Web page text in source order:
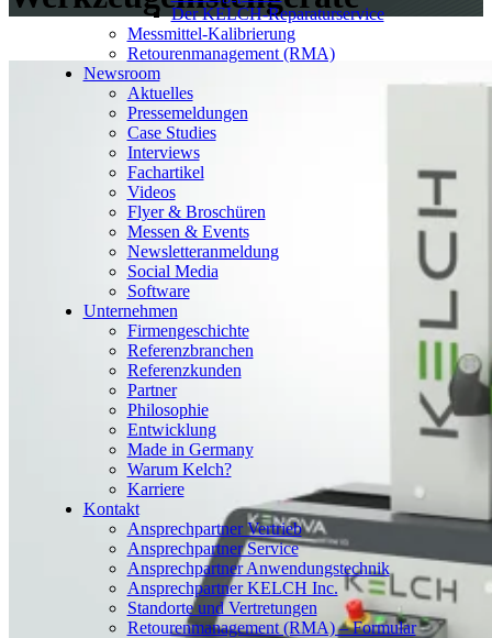
Der KELCH-Reparaturservice
Messmittel-Kalibrierung
Retourenmanagement (RMA)
Newsroom
Aktuelles
Pressemeldungen
Case Studies
Interviews
Fachartikel
Videos
Flyer & Broschüren
Messen & Events
Newsletteranmeldung
Social Media
Software
Unternehmen
Firmengeschichte
Referenzbranchen
Referenzkunden
Partner
Philosophie
Entwicklung
Made in Germany
Warum Kelch?
Karriere
Kontakt
Ansprechpartner Vertrieb
Ansprechpartner Service
Ansprechpartner Anwendungstechnik
Ansprechpartner KELCH Inc.
Standorte und Vertretungen
Retourenmanagement (RMA) – Formular